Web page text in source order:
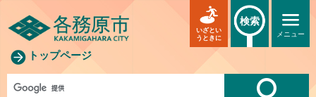
トップページ
メニュー
いざとい
うときに
検索